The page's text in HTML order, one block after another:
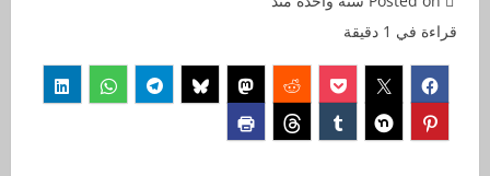
قراءة في 1 دقيقة